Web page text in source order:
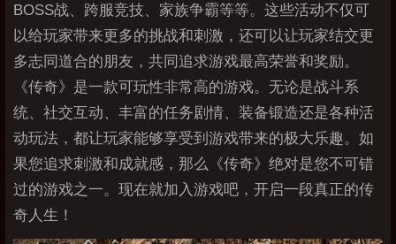
BOSS战、跨服竞技、家族争霸等等。这些活动不仅可
以给玩家带来更多的挑战和刺激，还可以让玩家结交更
多志同道合的朋友，共同追求游戏最高荣誉和奖励。
《传奇》是一款可玩性非常高的游戏。无论是战斗系
统、社交互动、丰富的任务剧情、装备锻造还是各种活
动玩法，都让玩家能够享受到游戏带来的极大乐趣。如
果您追求刺激和成就感，那么《传奇》绝对是您不可错
过的游戏之一。现在就加入游戏吧，开启一段真正的传
奇人生！